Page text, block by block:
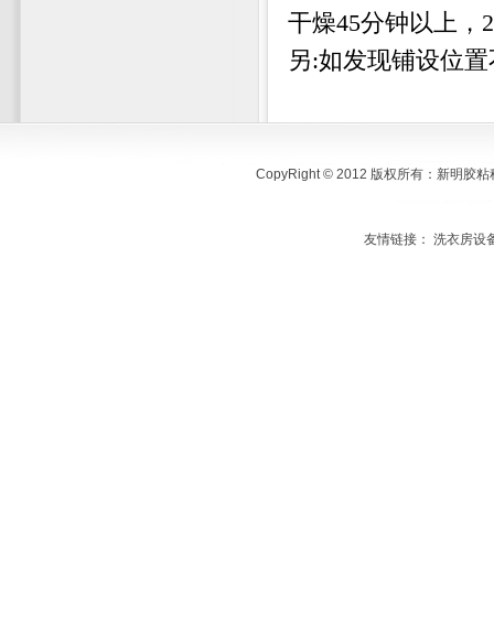
干燥45分钟以上，
另:如发现铺设位
CopyRight © 2012 版权所有：新明胶粘
友情链接： 洗衣房设